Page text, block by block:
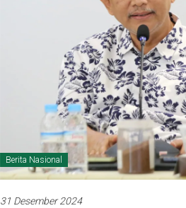
Berita Nasional
31 Desember 2024